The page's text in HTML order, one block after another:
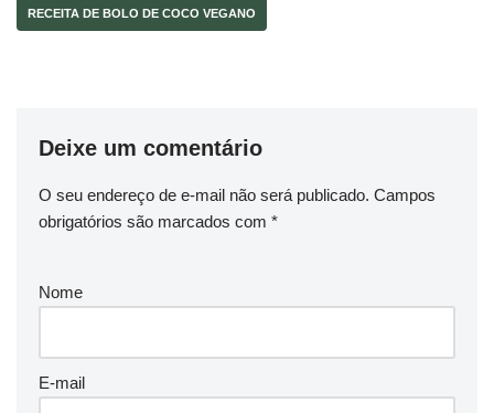
RECEITA DE BOLO DE COCO VEGANO
Deixe um comentário
O seu endereço de e-mail não será publicado. Campos
obrigatórios são marcados com *
Nome
E-mail